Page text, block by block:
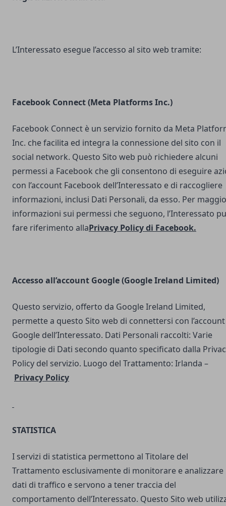
L’Interessato esegue l’accesso al sito web tramite:
Facebook Connect (Meta Platforms Inc.)
Facebook Connect è un servizio fornito da Meta
Inc. che facilita ed integra la connessione del sito con il
social network. Questo Sito web può richiedere alcuni
permessi a Facebook che gli consentono di eseguire
con l’account Facebook dell’Interessato e di raccogliere
informazioni, inclusi Dati Personali, da esso. Per
informazioni sui permessi che seguono, l’Interessato
fare riferimento allaPrivacy Policy di Facebook.
Accesso all’account Google (Google Ireland Limited)
Questo servizio, offerto da Google Ireland Limited,
permette a questo Sito web di connettersi con l’account
Google dell’Interessato. Dati Personali raccolti: Varie
tipologie di Dati secondo quanto specificato dalla
Policy del servizio. Luogo del Trattamento: Irlanda –
Privacy Policy
STATISTICA
I servizi di statistica permettono al Titolare del
Trattamento esclusivamente di monitorare e analizzare
dati di traffico e servono a tener traccia del
comportamento dell’Interessato. Questo Sito web